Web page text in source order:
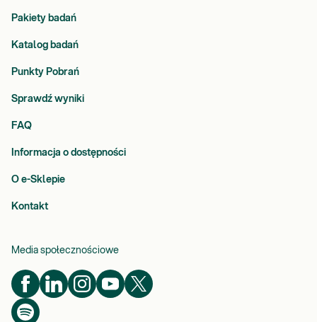
Pakiety badań
Katalog badań
Punkty Pobrań
Sprawdź wyniki
FAQ
Informacja o dostępności
O e-Sklepie
Kontakt
Media społecznościowe